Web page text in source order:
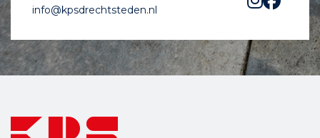
info@kpsdrechtsteden.nl